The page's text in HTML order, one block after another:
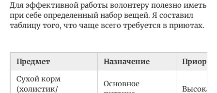
Для эффективной работы волонтеру полезно иметь
при себе определенный набор вещей. Я составил
таблицу того, что чаще всего требуется в приютах.
Предмет Назначение
Сухой корм
(холистик/
Основное
Высокая